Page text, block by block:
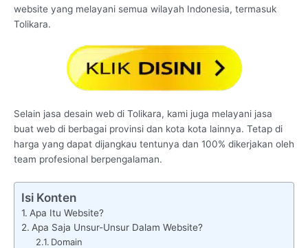
website yang melayani semua wilayah Indonesia, termasuk
Tolikara.
Selain jasa desain web di Tolikara, kami juga melayani jasa
buat web di berbagai provinsi dan kota kota lainnya. Tetap di
harga yang dapat dijangkau tentunya dan 100% dikerjakan oleh
team profesional berpengalaman.
Isi Konten
Apa Itu Website?
Apa Saja Unsur-Unsur Dalam Website?
Domain